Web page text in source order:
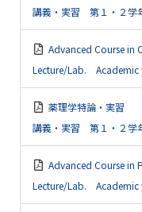
講義・実習 第１・２
Advanced Course in
Lecture/Lab.
薬理学特論・実習
講義・実習 第１・２
Advanced Course in
Lecture/Lab.